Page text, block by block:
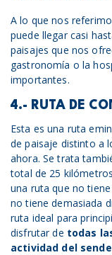
A lo que nos
puede llegar casi
paisajes que nos
gastronomía o la
importantes.
4.- RUTA DE
Esta es una ruta
de paisaje distinto a
ahora. Se trata
total de 25
una ruta que no
no tiene demasiada
ruta ideal para
disfrutar de todas
actividad del